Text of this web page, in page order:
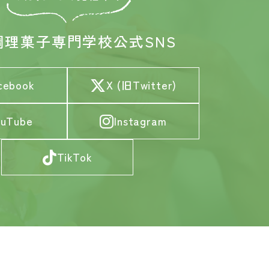
菓子専門学校公式SNS
X (旧Twitter)
Instagram
TikTok